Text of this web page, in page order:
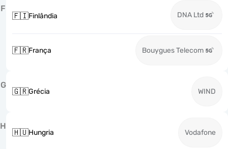
F
🇫🇮Finlândia DNA Ltd
🇫🇷França Bouygues Telecom
G
🇬🇷Grécia WIND
H
🇭🇺Hungria Vodafone